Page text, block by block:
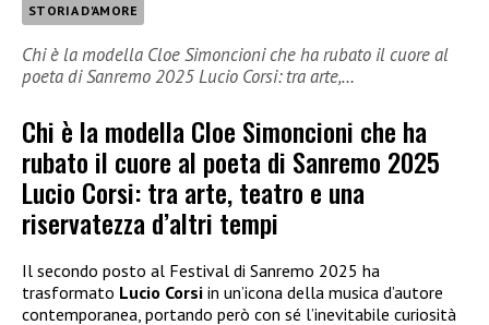
STORIA D'AMORE
Chi è la modella Cloe Simoncioni che ha rubato il cuore al
poeta di Sanremo 2025 Lucio Corsi: tra arte,…
Chi è la modella Cloe Simoncioni che ha
rubato il cuore al poeta di Sanremo 2025
Lucio Corsi: tra arte, teatro e una
riservatezza d’altri tempi
Il secondo posto al Festival di Sanremo 2025 ha
trasformato Lucio Corsi in un’icona della musica d’autore
contemporanea, portando però con sé l’inevitabile curiosità